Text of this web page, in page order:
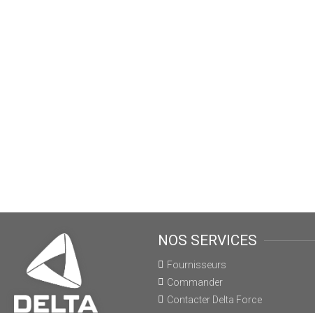
NOS SERVICES
Fournisseurs
Commander
Contacter Delta Force